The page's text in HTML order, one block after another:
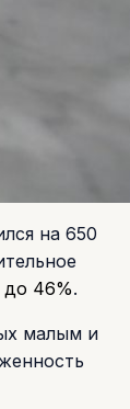
на 650
46%.
малым и